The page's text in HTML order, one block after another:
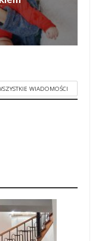
WIADOMOŚCI